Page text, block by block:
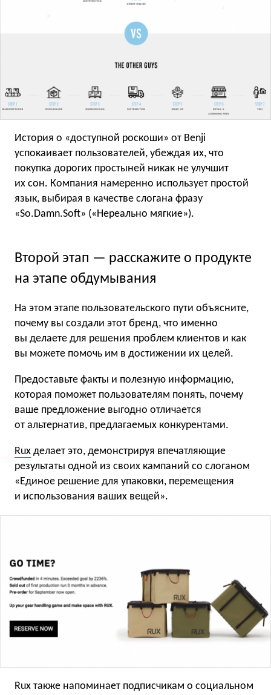
История о «доступной роскоши» от Benji
успокаивает пользователей, убеждая их, что
покупка дорогих простыней никак не улучшит
их сон. Компания намеренно использует простой
язык, выбирая в качестве слогана фразу
«So.Damn.Soft» («Нереально мягкие»).
Второй этап — расскажите о продукте
на этапе обдумывания
На этом этапе пользовательского пути объясните,
почему вы создали этот бренд, что именно
вы делаете для решения проблем клиентов и как
вы можете помочь им в достижении их целей.
Предоставьте факты и полезную информацию,
которая поможет пользователям понять, почему
ваше предложение выгодно отличается
от альтернатив, предлагаемых конкурентами.
Rux делает это, демонстрируя впечатляющие
результаты одной из своих кампаний со слоганом
«Единое решение для упаковки, перемещения
и использования ваших вещей».
Rux также напоминает подписчикам о социальном